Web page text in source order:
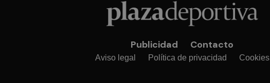
Publicidad Contacto
Aviso legal Política de privacidad Cookies